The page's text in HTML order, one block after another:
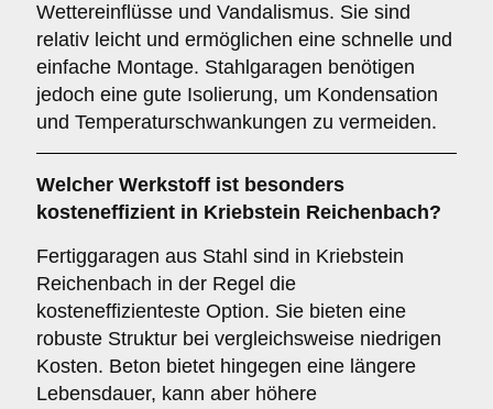
Wettereinflüsse und Vandalismus. Sie sind
relativ leicht und ermöglichen eine schnelle und
einfache Montage. Stahlgaragen benötigen
jedoch eine gute Isolierung, um Kondensation
und Temperaturschwankungen zu vermeiden.
Welcher Werkstoff ist besonders
kosteneffizient in Kriebstein Reichenbach?
Fertiggaragen aus Stahl sind in Kriebstein
Reichenbach in der Regel die
kosteneffizienteste Option. Sie bieten eine
robuste Struktur bei vergleichsweise niedrigen
Kosten. Beton bietet hingegen eine längere
Lebensdauer, kann aber höhere